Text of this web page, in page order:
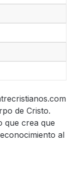
de Cristo.
que crea que
al